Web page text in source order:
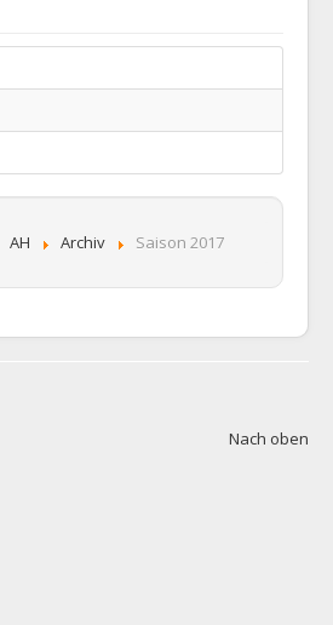
AH Archiv Saison 2017
Nach oben